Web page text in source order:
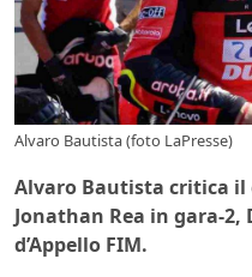
Alvaro Bautista (foto LaPresse)
Alvaro Bautista critica
Jonathan Rea in gara-
d’Appello FIM.